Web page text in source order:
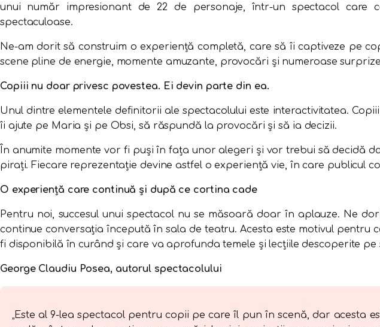
unui număr impresionant de 22 de personaje, într-un spectacol care
spectaculoase.
Ne-am dorit să construim o experiență completă, care să îi captiveze pe
scene pline de energie, momente amuzante, provocări și numeroase
Copiii nu doar privesc povestea. Ei devin parte din ea.
Unul dintre elementele definitorii ale spectacolului este interactivitatea.
îi ajute pe Maria și pe Obsi, să răspundă la provocări și să ia decizii.
În anumite momente vor fi puși în fața unor alegeri și vor trebui să decidă
pirați. Fiecare reprezentație devine astfel o experiență vie, în care publicul
O experiență care continuă și după ce cortina cade
Pentru noi, succesul unui spectacol nu se măsoară doar în aplauze. Ne
continue conversația începută în sala de teatru. Acesta este motivul pentru
fi disponibilă în curând și care va aprofunda temele și lecțiile descoperite pe
George Claudiu Posea, autorul spectacolului
„Este al 9-lea spectacol pentru copii pe care îl pun în scenă, dar acesta